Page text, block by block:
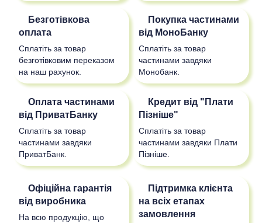
Безготівкова
оплата
Сплатіть за товар
безготівковим переказом
на наш рахунок.
Покупка частинами
від МоноБанку
Сплатіть за товар
частинами завдяки
Монобанк.
Оплата частинами
від ПриватБанку
Сплатіть за товар
частинами завдяки
ПриватБанк.
Кредит від "Плати
Пізніше"
Сплатіть за товар
частинами завдяки Плати
Пізніше.
Офіційна гарантія
від виробника
На всю продукцію, що
Підтримка клієнта
на всіх етапах
замовлення